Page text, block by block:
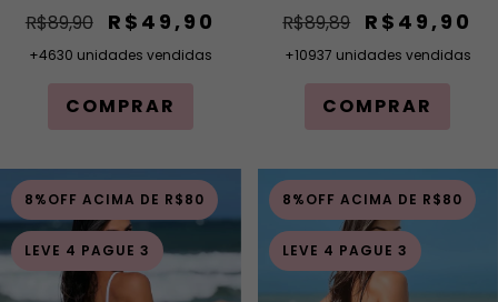
R$89,90 R$49,90
+4630 unidades vendidas
COMPRAR
R$89,89 R$49,90
+10937 unidades vendidas
COMPRAR
8%OFF ACIMA DE R$80
LEVE 4 PAGUE 3
8%OFF ACIMA DE R$80
LEVE 4 PAGUE 3